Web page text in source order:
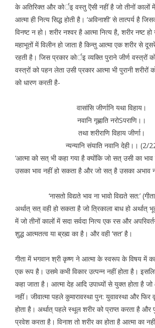
के अतिरिक्त और कोर्इ वस्तु ऎसी नहीं है जो तीनों कालों
आत्मा ही नित्य सिद्ध होती है। ‘अविनाशी’ से तात्पर्य है
विनष्ट न हो। शरीर नश्वर है आत्मा नित्य है, शरीर नष्ट
महाभूतों में विलीन हो जाता है किन्तु आत्मा एक शरीर से
रहती है। जिस प्रकार कोर्इ व्यक्ति पुराने जीर्ण वस्त्रों
वस्त्रों को पहन लेता उसी प्रकार आत्मा भी पुरानी शरीरों
को धारण करती है-
वासांसि जीर्णानि यथा विहाय।
नवानि गृह्णाति नरोSपराणि।।
तथा शरीराणि विहाय जीर्णा।
न्यन्यानि संयाति नवानि देही।। (2/
‘आत्मा को सत् भी कहा गया है क्योंकि जो सत् उसी का
उसका भाव नहीं हो सकता है और जो सत् है उसका अभाव
‘नासतो विद्यते भाव ना भावो विद्यते सत:’
अर्थात् सत् वही हो सकता है जो त्रिकाला बाध हो अर्थात्
में जो तीनों कालों में सदा सर्वदा नित्य एक रस और
शुद्ध आत्मतत्व या ब्रह्म का है। और वही ‘सत’ है।
गीता में भगवान श्री कृष्ण ने आत्मा के स्वरूप के विषय में
एक रूप है। उसमे कभी विकार उत्पन्न नहीं होता है।
कहा जाता है। आत्मा देह आदि उपाध्यों से युक्त होता है
नहीं। जीवात्मा पहले कुमारावस्था पुन: युवावस्था और फिर
होता है। अर्थात् पहले स्थूल शरीर को प्राप्त करता है और
प्रवेश करता है। विनाश तो शरीर का होता है आत्मा का